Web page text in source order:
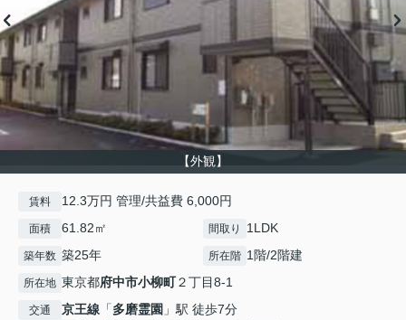
【外観】
賃料 12.3万円 管理/共益費 6,000円
面積 61.82㎡ 間取り 1LDK
築年数 築25年 所在階 1階/2階建
所在地 東京都府中市小柳町２丁目8-1
交通 京王線 「多磨霊園 」駅 徒歩7分